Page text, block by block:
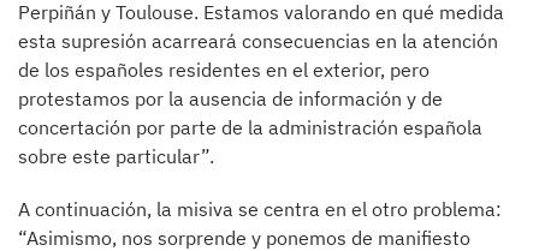
Perpiñán y Toulouse. Estamos valorando en qué medida
esta supresión acarreará consecuencias en la atención
de los españoles residentes en el exterior, pero
protestamos por la ausencia de información y de
concertación por parte de la administración española
sobre este particular”.
A continuación, la misiva se centra en el otro problema:
“Asimismo, nos sorprende y ponemos de manifiesto